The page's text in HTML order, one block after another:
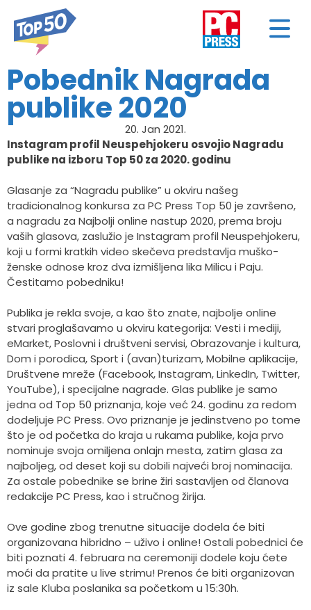
Pobednik Nagrada
publike 2020
20. Jan 2021.
Instagram profil Neuspehjokeru osvojio Nagradu
publike na izboru Top 50 za 2020. godinu
Glasanje za “Nagradu publike” u okviru našeg
tradicionalnog konkursa za PC Press Top 50 je završeno,
a nagradu za Najbolji online nastup 2020, prema broju
vaših glasova, zaslužio je Instagram profil Neuspehjokeru,
koji u formi kratkih video skečeva predstavlja muško-
ženske odnose kroz dva izmišljena lika Milicu i Paju.
Čestitamo pobedniku!
Publika je rekla svoje, a kao što znate, najbolje online
stvari proglašavamo u okviru kategorija: Vesti i mediji,
eMarket, Poslovni i društveni servisi, Obrazovanje i kultura,
Dom i porodica, Sport i (avan)turizam, Mobilne aplikacije,
Društvene mreže (Facebook, Instagram, LinkedIn, Twitter,
YouTube), i specijalne nagrade. Glas publike je samo
jedna od Top 50 priznanja, koje već 24. godinu za redom
dodeljuje PC Press. Ovo priznanje je jedinstveno po tome
što je od početka do kraja u rukama publike, koja prvo
nominuje svoja omiljena onlajn mesta, zatim glasa za
najboljeg, od deset koji su dobili najveći broj nominacija.
Za ostale pobednike se brine žiri sastavljen od članova
redakcije PC Press, kao i stručnog žirija.
Ove godine zbog trenutne situacije dodela će biti
organizovana hibridno – uživo i online! Ostali pobednici će
biti poznati 4. februara na ceremoniji dodele koju ćete
moći da pratite u live strimu! Prenos će biti organizovan
iz sale Kluba poslanika sa početkom u 15:30h.